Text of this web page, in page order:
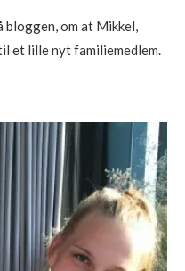
bloggen, om at Mikkel,
et lille nyt familiemedlem.